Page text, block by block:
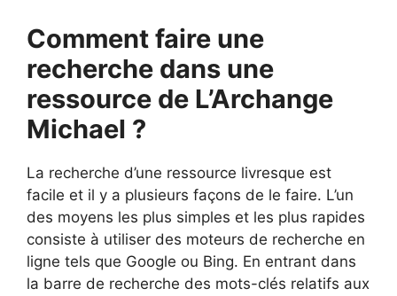
Comment faire une
recherche dans une
ressource de L’Archange
Michael ?
La recherche d’une ressource livresque est
facile et il y a plusieurs façons de le faire. L’un
des moyens les plus simples et les plus rapides
consiste à utiliser des moteurs de recherche en
ligne tels que Google ou Bing. En entrant dans
la barre de recherche des mots-clés relatifs aux